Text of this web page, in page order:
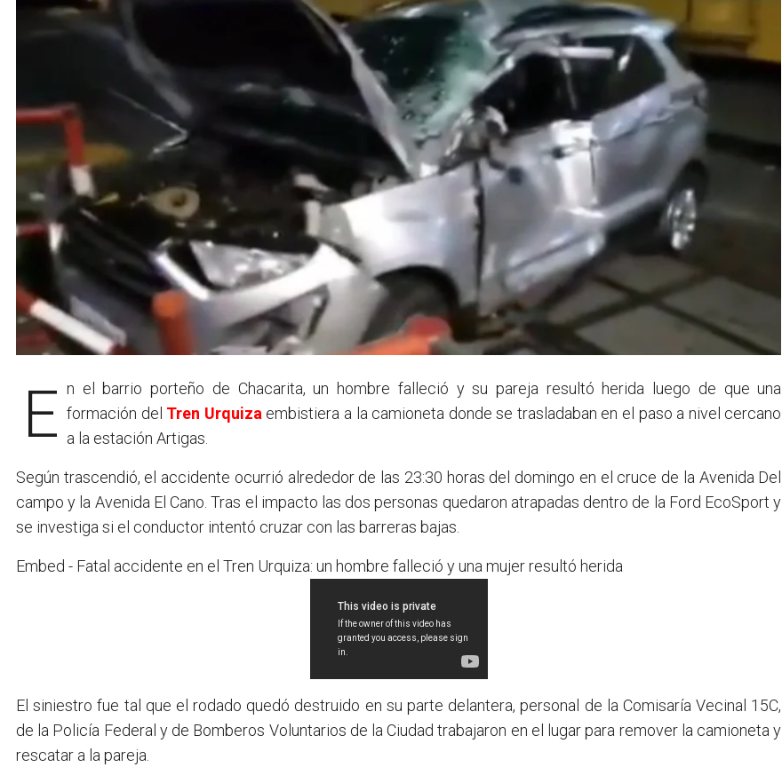
En el barrio porteño de Chacarita, un hombre falleció y su pareja resultó herida luego de que una formación del Tren Urquiza embistiera a la camioneta donde se trasladaban en el paso a nivel cercano
a la estación Artigas.
Según trascendió, el accidente ocurrió alrededor de las 23:30 horas del domingo en el cruce de la Avenida Del
campo y la Avenida El Cano. Tras el impacto las dos personas quedaron atrapadas dentro de la Ford EcoSport y
se investiga si el conductor intentó cruzar con las barreras bajas.
Embed - Fatal accidente en el Tren Urquiza: un hombre falleció y una mujer resultó herida
El siniestro fue tal que el rodado quedó destruido en su parte delantera, personal de la Comisaría Vecinal 15C,
de la Policía Federal y de Bomberos Voluntarios de la Ciudad trabajaron en el lugar para remover la camioneta y
rescatar a la pareja.